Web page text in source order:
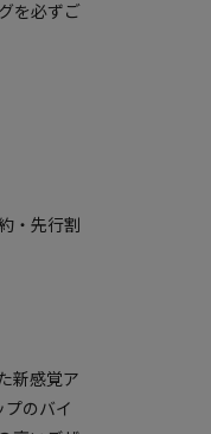
を必ずご
・先行割
新感覚ア
プのバイ